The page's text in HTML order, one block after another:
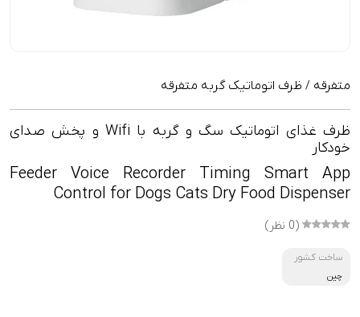
متفرقه / ظرف اتوماتیک گربه متفرقه
ظرف غذای اتوماتیک سگ و گربه با Wifi و پخش صدای
خودکار
Feeder Voice Recorder Timing Smart App
Control for Dogs Cats Dry Food Dispenser
(0 نظر)
ساخت کشور
چین